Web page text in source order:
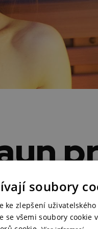
desky s pravou
vám poradíme,
soubory
ke zlepšení
se všemi soubory cookie